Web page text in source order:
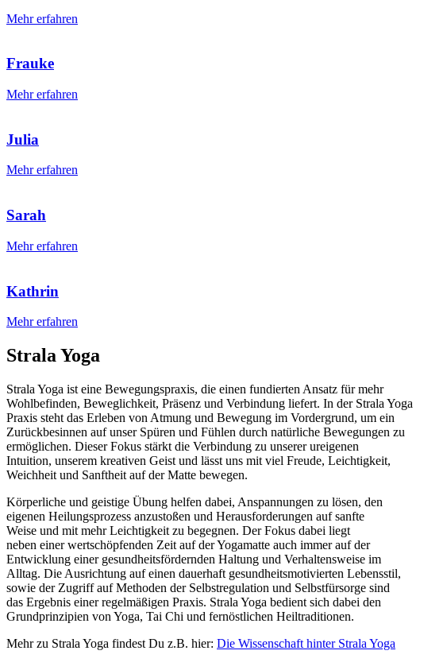
Mehr erfahren
Frauke
Mehr erfahren
Julia
Mehr erfahren
Sarah
Mehr erfahren
Kathrin
Mehr erfahren
Strala Yoga
Strala Yoga ist eine Bewegungspraxis, die einen fundierten Ansatz für mehr
Wohlbefinden, Beweglichkeit, Präsenz und Verbindung liefert. In der Strala Yoga
Praxis steht das Erleben von Atmung und Bewegung im Vordergrund, um ein
Zurückbesinnen auf unser Spüren und Fühlen durch natürliche Bewegungen zu
ermöglichen. Dieser Fokus stärkt die Verbindung zu unserer ureigenen
Intuition, unserem kreativen Geist und lässt uns mit viel Freude, Leichtigkeit,
Weichheit und Sanftheit auf der Matte bewegen.
Körperliche und geistige Übung helfen dabei, Anspannungen zu lösen, den
eigenen Heilungsprozess anzustoßen und Herausforderungen auf sanfte
Weise und mit mehr Leichtigkeit zu begegnen. Der Fokus dabei liegt
neben einer wertschöpfenden Zeit auf der Yogamatte auch immer auf der
Entwicklung einer gesundheitsfördernden Haltung und Verhaltensweise im
Alltag. Die Ausrichtung auf einen dauerhaft gesundheitsmotivierten Lebensstil,
sowie der Zugriff auf Methoden der Selbstregulation und Selbstfürsorge sind
das Ergebnis einer regelmäßigen Praxis. Strala Yoga bedient sich dabei den
Grundprinzipien von Yoga, Tai Chi und fernöstlichen Heiltraditionen.
Mehr zu Strala Yoga findest Du z.B. hier: Die Wissenschaft hinter Strala Yoga